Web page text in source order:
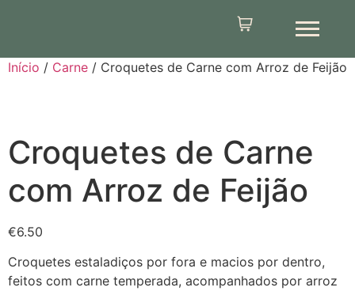
Início / Carne / Croquetes de Carne com Arroz de Feijão
Croquetes de Carne
com Arroz de Feijão
€6.50
Croquetes estaladiços por fora e macios por dentro,
feitos com carne temperada, acompanhados por arroz